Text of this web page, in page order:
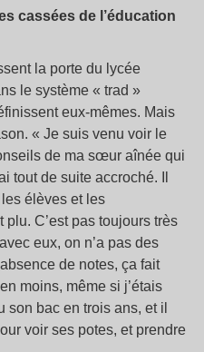
cassées de l’éducation
la porte du lycée
le système « trad »
eux-mêmes. Mais
« Je suis venu voir le
de ma sœur aînée qui
tout de suite accroché. Il
élèves et les
plu. C’est pas toujours très
eux, on n’a pas des
de notes, ça fait
moins, même si j’étais
son bac en trois ans, et il
voir ses potes, et prendre